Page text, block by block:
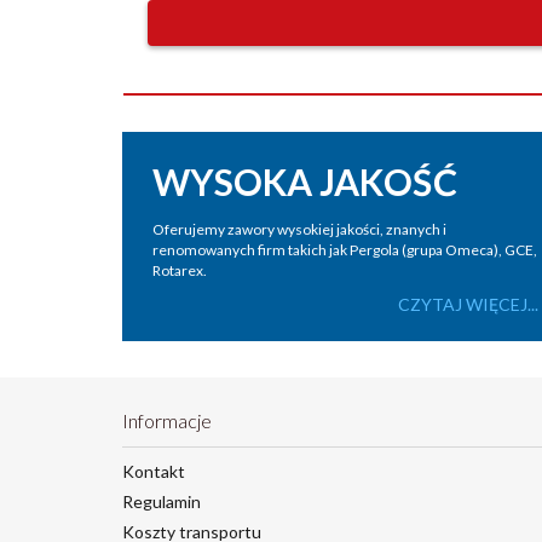
WYSOKA JAKOŚĆ
Oferujemy zawory wysokiej jakości, znanych i
renomowanych firm takich jak Pergola (grupa Omeca), GCE,
Rotarex.
CZYTAJ WIĘCEJ...
Informacje
Kontakt
Regulamin
Koszty transportu